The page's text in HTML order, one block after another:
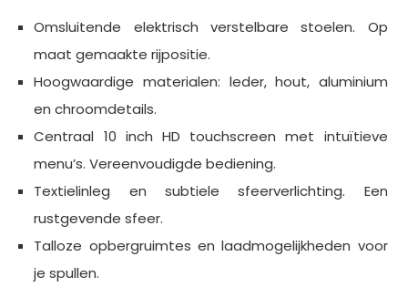
Omsluitende elektrisch verstelbare stoelen. Op
maat gemaakte rijpositie.
Hoogwaardige materialen: leder, hout, aluminium
en chroomdetails.
Centraal 10 inch HD touchscreen met intuïtieve
menu’s. Vereenvoudigde bediening.
Textielinleg en subtiele sfeerverlichting. Een
rustgevende sfeer.
Talloze opbergruimtes en laadmogelijkheden voor
je spullen.